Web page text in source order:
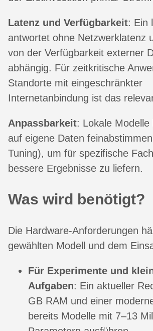
Latenz und Verfügbarkeit: Ein
antwortet ohne Netzwerklatenz
von der Verfügbarkeit externer
abhängig. Für zeitkritische
Standorte mit eingeschränkter
Internetanbindung ist das
Anpassbarkeit: Lokale Modelle
auf eigene Daten
Tuning), um für spezifische
bessere Ergebnisse zu liefern.
Was wird benötigt?
Die Hardware-Anforderungen
gewählten Modell und dem
Für Experimente und
Aufgaben: Ein aktueller
GB RAM und einer
bereits Modelle mit 7–13